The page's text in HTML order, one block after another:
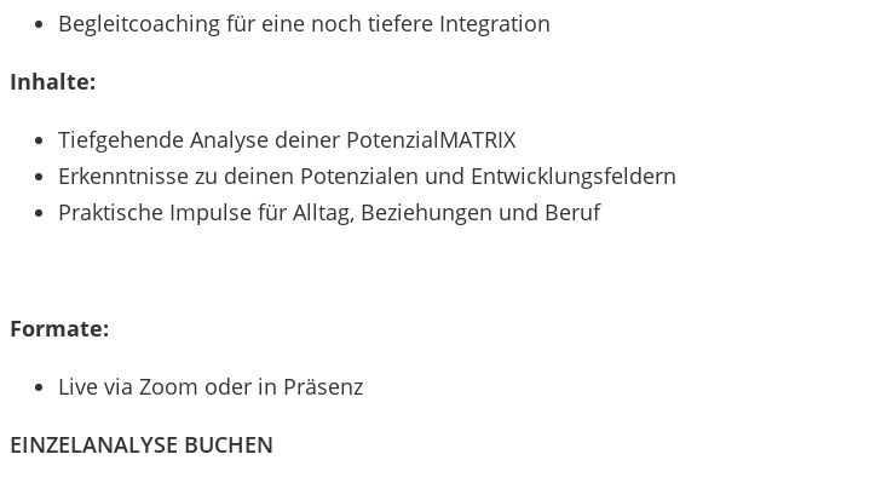
Begleitcoaching für eine noch tiefere Integration
Inhalte:
Tiefgehende Analyse deiner PotenzialMATRIX
Erkenntnisse zu deinen Potenzialen und Entwicklungsfeldern
Praktische Impulse für Alltag, Beziehungen und Beruf
Formate:
Live via Zoom oder in Präsenz
EINZELANALYSE BUCHEN